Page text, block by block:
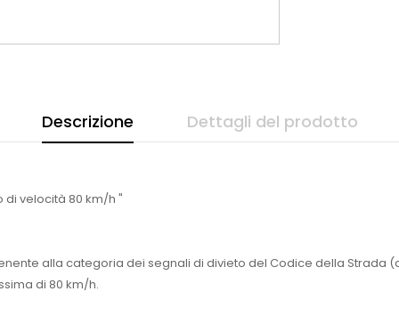
Descrizione Dettagli del prodotto
di velocità 80 km/h "
alla categoria dei segnali di divieto del Codice della Strada
di 80 km/h.